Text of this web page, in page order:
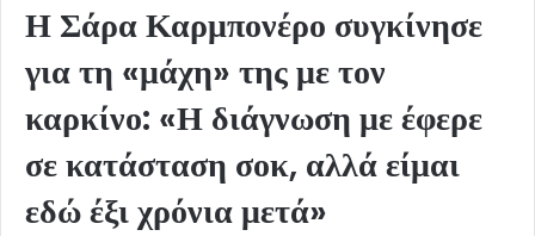
Η Σάρα Καρμπονέρο συγκίνησε
για τη «μάχη» της με τον
καρκίνο: «Η διάγνωση με έφερε
σε κατάσταση σοκ, αλλά είμαι
εδώ έξι χρόνια μετά»